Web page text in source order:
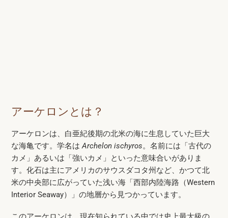
アーケロンとは？
アーケロンは、白亜紀後期の北米の海に生息していた巨大
な海亀です。学名はArchelon ischyros。名前には「古代の
カメ」あるいは「強いカメ」といった意味合いがありま
す。化石は主にアメリカのサウスダコタ州など、かつて北
米の中央部に広がっていた浅い海「西部内陸海路（Western
Interior Seaway）」の地層から見つかっています。